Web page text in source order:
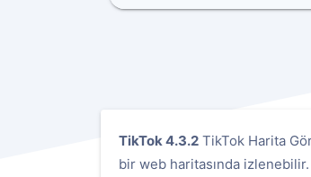
TikTok 4.3.2 TikTok Harita
bir web haritasında